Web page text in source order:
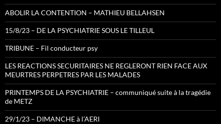
ABOLIR LA CONTENTION – MATHIEU BELLAHSEN
15/8/23 – DE LA PSYCHIATRIE SOUS LE TILLEUL
TRIBUNE – Fil conducteur psy
LES REACTIONS SECURITAIRES NE REGLERONT RIEN FACE AUX
MEURTRES PERPETRES PAR LES MALADES
PRINTEMPS DE LA PSYCHIATRIE – communiqué suite à la tragédie
de METZ
29/1/23 – DIMANCHE à l’AERI